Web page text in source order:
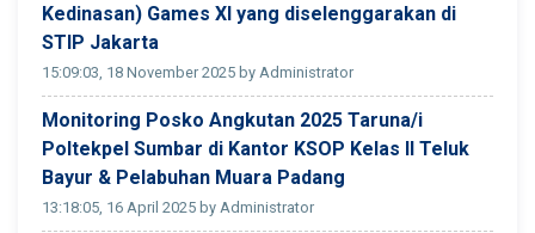
Kedinasan) Games XI yang diselenggarakan di
STIP Jakarta
15:09:03, 18 November 2025 by Administrator
Monitoring Posko Angkutan 2025 Taruna/i
Poltekpel Sumbar di Kantor KSOP Kelas II Teluk
Bayur & Pelabuhan Muara Padang
13:18:05, 16 April 2025 by Administrator